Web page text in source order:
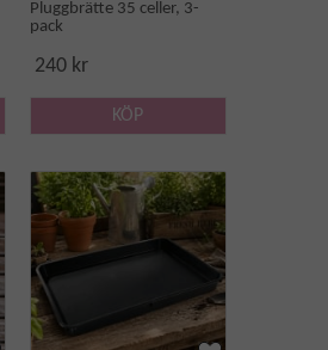
Pluggbrätte 35 celler, 3-
pack
240 kr
KÖP